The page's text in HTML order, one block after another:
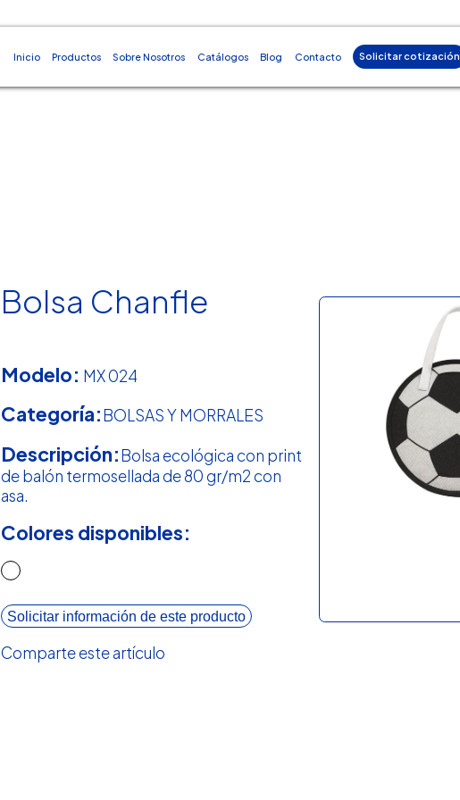
Inicio Productos Sobre Nosotros Catálogos Blog Contacto Solicitar cotización
Bolsa Chanfle
Modelo: MX 024
Categoría:BOLSAS Y MORRALES
Descripción:Bolsa ecológica con print
de balón termosellada de 80 gr/m2 con
asa.
Colores disponibles:
Solicitar información de este producto
Comparte este artículo